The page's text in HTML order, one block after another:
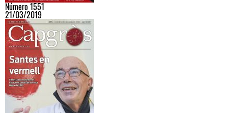
Número 1551
21/03/2019